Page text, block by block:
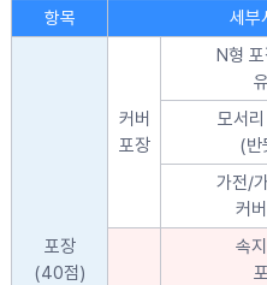
항목 세부
포장
(40점)
커버
포장
N형
모서
(반
가전/
커
속